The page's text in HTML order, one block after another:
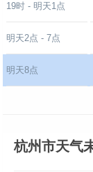
19时 - 明天1点
明天2点 - 7点
明天8点
杭州市天气